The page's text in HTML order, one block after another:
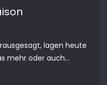
lagen heute
mehr oder auch...